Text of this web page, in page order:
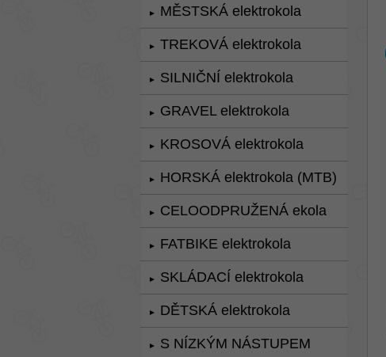
► MĚSTSKÁ elektrokola
► TREKOVÁ elektrokola
► SILNIČNÍ elektrokola
► GRAVEL elektrokola
► KROSOVÁ elektrokola
► HORSKÁ elektrokola (MTB)
► CELOODPRUŽENÁ ekola
► FATBIKE elektrokola
► SKLÁDACÍ elektrokola
► DĚTSKÁ elektrokola
► S NÍZKÝM NÁSTUPEM